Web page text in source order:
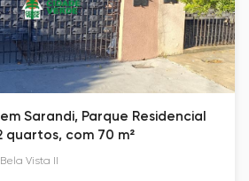
Sarandi, Parque Residencial
quartos, com 70 m²
Vista II